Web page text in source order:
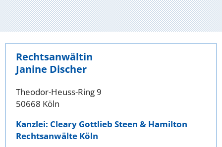
Rechtsanwältin
Janine Discher
Theodor-Heuss-Ring 9
50668 Köln
Kanzlei: Cleary Gottlieb Steen & Hamilton
Rechtsanwälte Köln